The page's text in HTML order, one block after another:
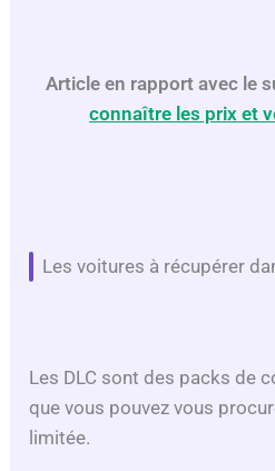
Article en rapport avec le
connaître les prix et
Les voitures à récupérer
Les DLC sont des packs de
que vous pouvez vous
limitée.